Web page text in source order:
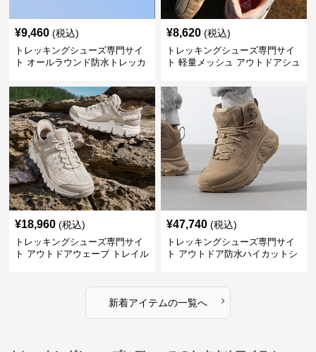
¥9,460 (税込)
トレッキングシューズ専門サイ
ト オールラウンド防水トレッカ
¥8,620 (税込)
トレッキングシューズ専門サイ
ト 軽量メッシュ アウトドアシュ
¥18,960 (税込)
トレッキングシューズ専門サイ
ト アウトドアウェーブ トレイル
¥47,740 (税込)
トレッキングシューズ専門サイ
ト アウトドア防水ハイカットシ
新着アイテムの一覧へ ›